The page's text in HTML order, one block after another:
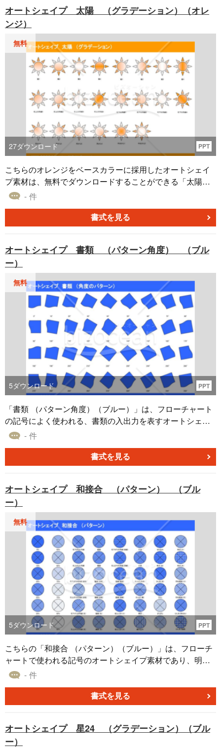
ただけます。ぜひ、資料の作成にお役立てください。
オートシェイプ 太陽 （グラデーション）（オレ
ンジ）
無料
27ダウンロード PPT
こちらのオレンジをベースカラーに採用したオートシェイ
プ素材は、無料でダウンロードすることができる「太陽
（グラデーション）（オレンジ）」です。対角線・中央・
数のパターンを用意しました。 「太陽 （グラデーション）
（オレンジ）」のオートシェイプ素材は、提案資料や企画
- 件
書式を見る
オートシェイプ 書類 （パターン角度） （ブル
ー）
無料
5ダウンロード PPT
「書類 （パターン角度）（ブルー）」は、フローチャート
の記号によく使われる、書類の入出力を表すオートシェイ
プ素材です。 明るい青をベースカラーに使い、さまざまな
ロードできる本素材は、企画書やマーケティング資料など
に載せるフローチャートの記号や図形にご利用いただけま
- 件
書式を見る
オートシェイプ 和接合 （パターン） （ブル
ー）
無料
5ダウンロード PPT
こちらの「和接合 （パターン）（ブルー）」は、フローチ
ャートで使われる記号のオートシェイプ素材であり、明る
い青色をベースカラーに使っています。「うろこ」「網
プ素材は、無料でダウンロードすることができます。 自社
さい。
- 件
書式を見る
オートシェイプ 星24 （グラデーション）（ブル
ー）